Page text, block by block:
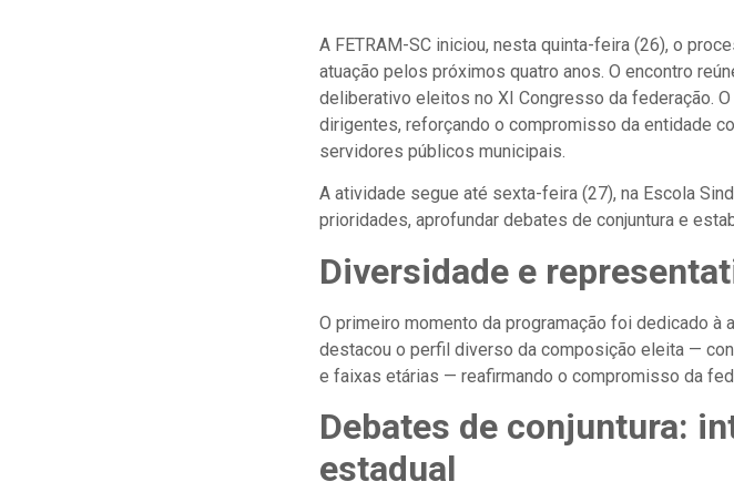
A FETRAM-SC iniciou, nesta quinta-feira (26), o
atuação pelos próximos quatro anos. O encontro
deliberativo eleitos no XI Congresso da federação.
dirigentes, reforçando o compromisso da entidade
servidores públicos municipais.
A atividade segue até sexta-feira (27), na Escola
prioridades, aprofundar debates de conjuntura e
Diversidade e
O primeiro momento da programação foi dedicado à
destacou o perfil diverso da composição eleita —
e faixas etárias — reafirmando o compromisso da
Debates de conjuntura:
estadual